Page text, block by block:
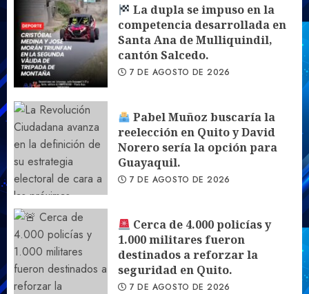
La dupla se impuso en la
competencia desarrollada en
Santa Ana de Mulliquindil,
cantón Salcedo.
7 DE AGOSTO DE 2026
Pabel Muñoz buscaría la
reelección en Quito y David
Norero sería la opción para
Guayaquil.
7 DE AGOSTO DE 2026
Cerca de 4.000 policías y
1.000 militares fueron
destinados a reforzar la
seguridad en Quito.
7 DE AGOSTO DE 2026